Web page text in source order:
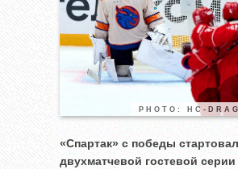
PHOTO: HC-
«Спартак» с победы
двухматчевой гостевой